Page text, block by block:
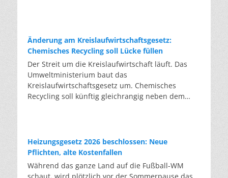
die Verfahren laufen heute deutlich schneller. Die
Halbjahresbilanz der Branche bestätigt dieses
Muster: So viele Windräder wie nie zuvor wurden
genehmigt, doch im ersten Halbjahr gingen netto
nur rund zwei Gigawatt ans Netz. Der Bestand
liegt damit bei etwa 70 Gigawatt. Das gesetzliche
Zwischenziel von 84 Gigawatt zum Jahresende ist
eine immer länger werdende Schlange baureifer
Projekte. Bis Jahresende dürfte sie nach
Branchenschätzungen ein Volumen erreichen, das
Änderung am Kreislaufwirtschaftsgesetz:
Chemisches Recycling soll Lücke füllen
Der Streit um die Kreislaufwirtschaft läuft. Das
Umweltministerium baut das
Kreislaufwirtschaftsgesetz um. Chemisches
Recycling soll künftig gleichrangig neben dem
Novelle des Kreislaufwirtschaftsgesetzes (KrWG)
in die Anhörung gegeben. Bis zum 7. August
haben Verbände und Länder die Möglichkeit,
Stellung zu nehmen. Im Januar 2027 soll das
Heizungsgesetz 2026 beschlossen: Neue
Pflichten, alte Kostenfallen
Während das ganze Land auf die Fußball-WM